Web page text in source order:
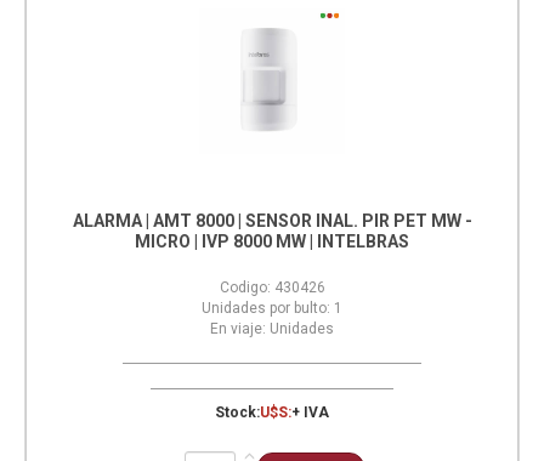
ALARMA | AMT 8000 | SENSOR INAL. PIR PET MW -
MICRO | IVP 8000 MW | INTELBRAS
Codigo: 430426
Unidades por bulto: 1
En viaje: Unidades
Stock:U$S:+ IVA